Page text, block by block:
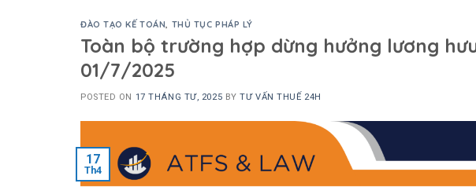
ĐÀO TẠO KẾ TOÁN, THỦ TỤC PHÁP LÝ
Toàn bộ trường hợp dừng hưởng lương
01/7/2025
POSTED ON 17 THÁNG TƯ, 2025 BYTƯ VẤN THUẾ 24H
17
Th4